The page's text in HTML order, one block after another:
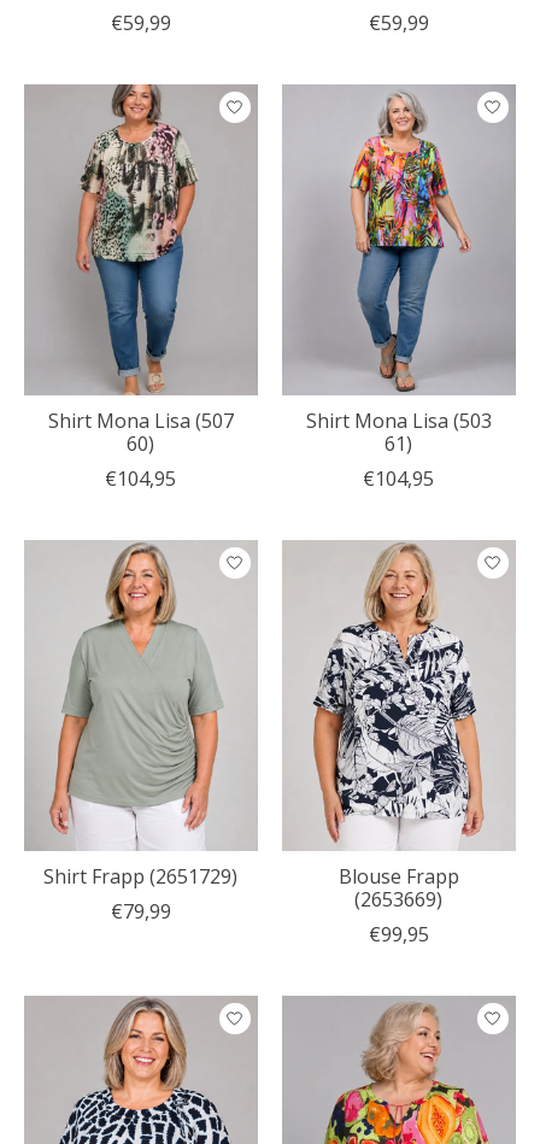
€59,99
€59,99
Shirt Mona Lisa (507
60)
€104,95
Shirt Mona Lisa (503
61)
€104,95
Shirt Frapp (2651729)
€79,99
Blouse Frapp
(2653669)
€99,95